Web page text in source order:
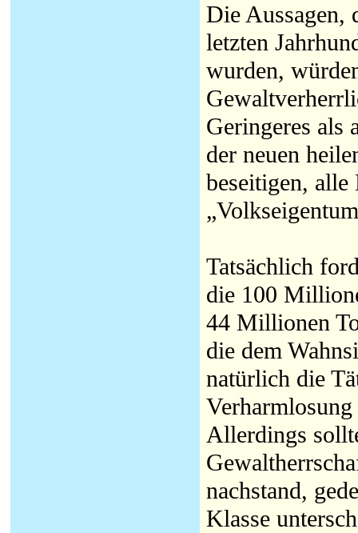
Die Aussagen,
letzten
wurden,
Geringeres als
der neuen
beseitigen, alle
Tatsächlich
die 100
44 Millionen
die dem
natürlich die
Allerdings
nachstand,
Klasse